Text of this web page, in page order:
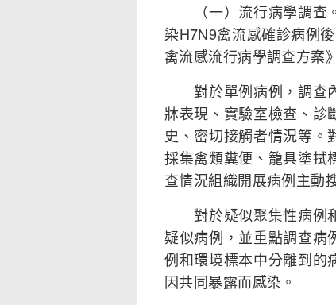
（一）流行病學調查
染H7N9禽流感確診病例
禽流感流行病學調查方案
對於單例病例，調查
牀表現、實驗室檢查、診
史、密切接觸者情況等。
採集禽類糞便、籠具塗拭
查情況組織開展病例主動
對於疑似聚集性病例
疑似病例，並重點調查病
例和環境標本中分離到的
因共同暴露而感染。